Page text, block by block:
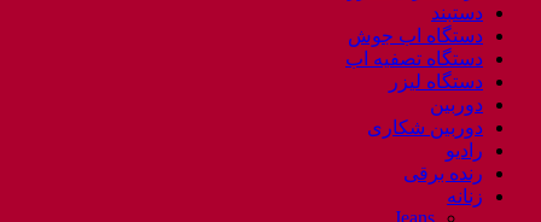
دستبند
دستگاه اب جوش
دستگاه تصفیه اب
دستگاه لیزر
دوربین
دوربین شکاری
رادیو
رنده برقی
زنانه
Jeans